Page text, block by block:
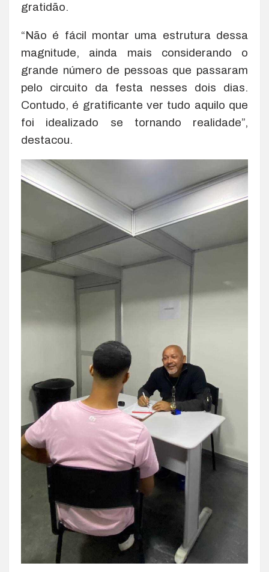
gratidão.
“Não é fácil montar uma estrutura dessa
magnitude, ainda mais considerando o
grande número de pessoas que passaram
pelo circuito da festa nesses dois dias.
Contudo, é gratificante ver tudo aquilo que
foi idealizado se tornando realidade”,
destacou.